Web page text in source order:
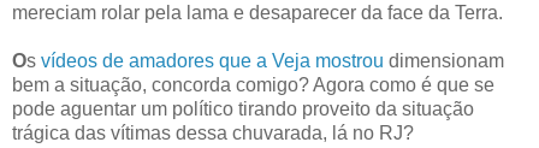
mereciam rolar pela lama e desaparecer da face da Terra.
Os vídeos de amadores que a Veja mostrou dimensionam
bem a situação, concorda comigo? Agora como é que se
pode aguentar um político tirando proveito da situação
trágica das vítimas dessa chuvarada, lá no RJ?